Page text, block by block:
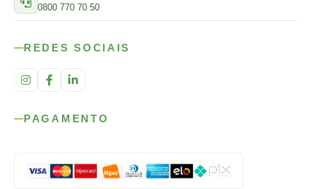
0800 770 70 50
REDES SOCIAIS
PAGAMENTO